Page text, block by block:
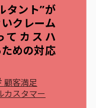
タント”が
クレーム
てカスハ
めの対応
顧客満足
カスタマー